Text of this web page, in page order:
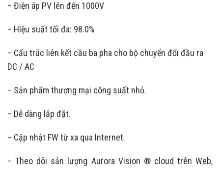
– Điện áp PV lên đến 1000V
– HIệu suất tối đa: 98.0%
– Cấu trúc liên kết cầu ba pha cho bộ chuyển đổi đầu ra
DC / AC
– Sản phẩm thương mại công suất nhỏ.
– Dễ dàng lắp đặt.
– Cập nhật FW từ xa qua Internet.
– Theo dõi sản lượng Aurora Vision ® cloud trên Web,